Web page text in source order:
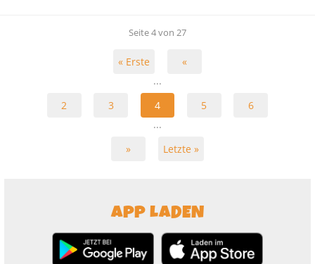
Seite 4 von 27
« Erste
«
...
2
3 4 5
6
...
»
Letzte »
APP LADEN